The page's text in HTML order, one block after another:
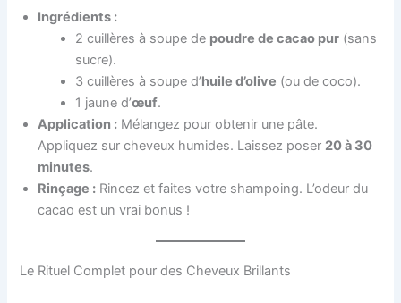
Ingrédients :
2 cuillères à soupe de poudre de cacao pur (sans
sucre).
3 cuillères à soupe d’huile d’olive (ou de coco).
1 jaune d’œuf.
Application : Mélangez pour obtenir une pâte.
Appliquez sur cheveux humides. Laissez poser 20 à 30
minutes.
Rinçage : Rincez et faites votre shampoing. L’odeur du
cacao est un vrai bonus !
Le Rituel Complet pour des Cheveux Brillants